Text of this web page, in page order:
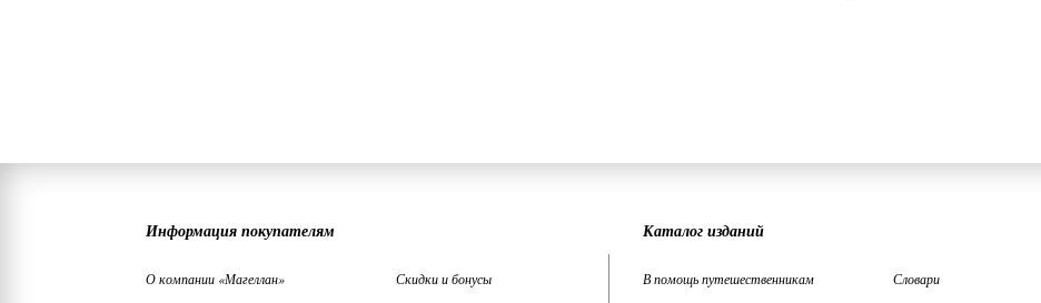
Информация покупателям
О компании «Магеллан» Скидки и бонусы
Каталог изданий
В помощь путешественникам Словари